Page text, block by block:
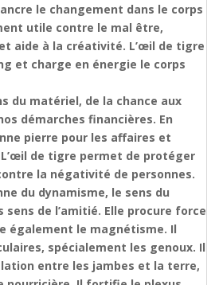
le changement dans le corps
utile contre le mal être,
aide à la créativité. L’œil de tigre
et charge en énergie le corps
du matériel, de la chance aux
démarches financières. En
pierre pour les affaires et
de tigre permet de protéger
la négativité de personnes.
du dynamisme, le sens du
de l’amitié. Elle procure force
également le magnétisme. Il
spécialement les genoux. Il
entre les jambes et la terre,